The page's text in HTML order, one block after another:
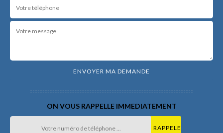
ON VOUS RAPPELLE IMMEDIATEMENT